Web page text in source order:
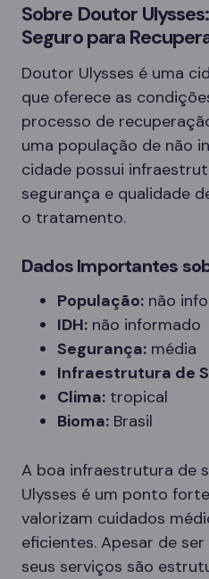
Sobre Doutor
Seguro para
Doutor Ulysses é uma
que oferece as
processo de
uma população de não
cidade possui
segurança e qualidade
o tratamento.
Dados Importantes
População: não
IDH: não informado
Segurança: média
Infraestrutura de
Clima: tropical
Bioma: Brasil
A boa infraestrutura de
Ulysses é um ponto
valorizam cuidados
eficientes. Apesar de
seus serviços são